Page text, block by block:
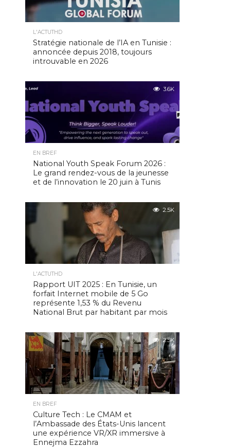
L'ACTUTHD
Stratégie nationale de l’IA en Tunisie :
annoncée depuis 2018, toujours
introuvable en 2026
3.6K
EN BREF
National Youth Speak Forum 2026 :
Le grand rendez-vous de la jeunesse
et de l’innovation le 20 juin à Tunis
2.5K
L'ACTUTHD
Rapport UIT 2025 : En Tunisie, un
forfait Internet mobile de 5 Go
représente 1,53 % du Revenu
National Brut par habitant par mois
2.5K
EN BREF
Culture Tech : Le CMAM et
l’Ambassade des États-Unis lancent
une expérience VR/XR immersive à
Ennejma Ezzahra